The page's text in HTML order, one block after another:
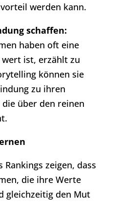
werden kann.
schaffen:
haben oft eine
wert ist, erzählt zu
können sie
zu ihren
über den reinen
Rankings zeigen, dass
die ihre Werte
gleichzeitig den Mut